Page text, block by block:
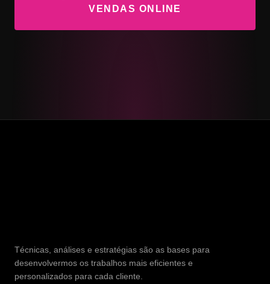
VENDAS ONLINE
Técnicas, análises e estratégias são as bases para
desenvolvermos os trabalhos mais eficientes e
personalizados para cada cliente.